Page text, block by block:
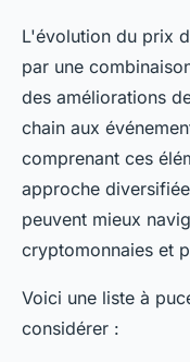
L'évolution du prix
par une
des améliorations
chain aux
comprenant ces
approche
peuvent mieux
cryptomonnaies et
Voici une liste à
considérer :